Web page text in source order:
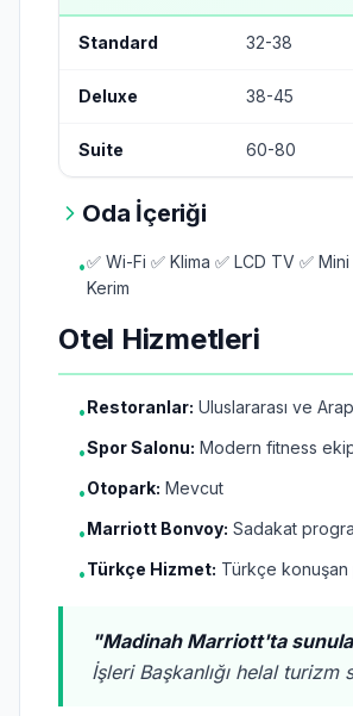
Standard 32-38
Deluxe 38-45
Suite 60-80
Oda İçeriği
•✅ Wi-Fi ✅ Klima ✅ LCD TV ✅
Kerim
Otel Hizmetleri
•Restoranlar: Uluslararası ve
•Spor Salonu: Modern fitness
•Otopark: Mevcut
•Marriott Bonvoy: Sadakat
•Türkçe Hizmet: Türkçe
"Madinah Marriott'ta
İşleri Başkanlığı helal